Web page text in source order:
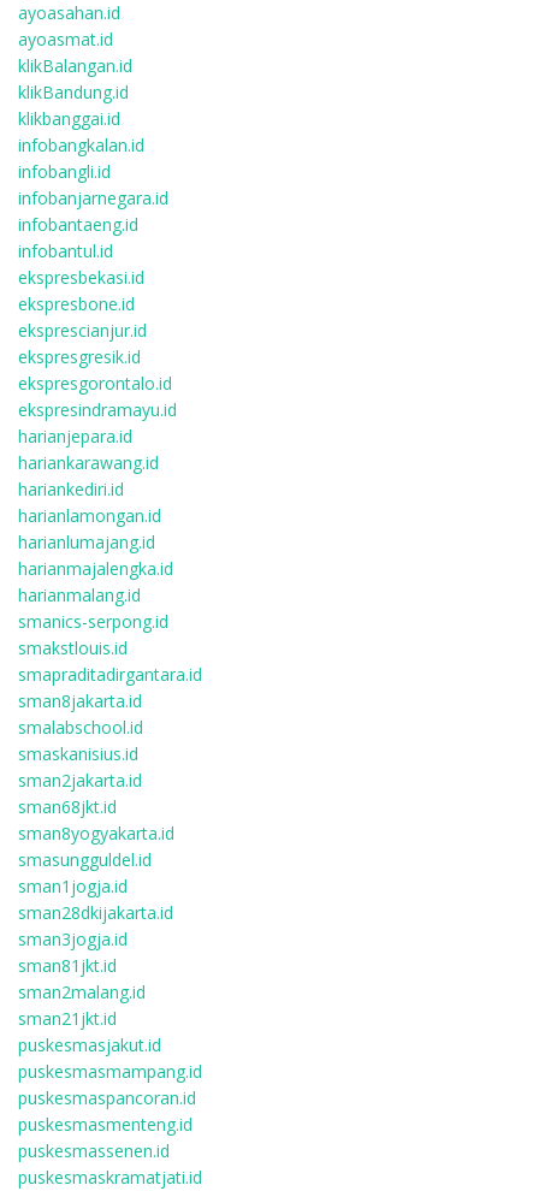
ayoasahan.id
ayoasmat.id
klikBalangan.id
klikBandung.id
klikbanggai.id
infobangkalan.id
infobangli.id
infobanjarnegara.id
infobantaeng.id
infobantul.id
ekspresbekasi.id
ekspresbone.id
eksprescianjur.id
ekspresgresik.id
ekspresgorontalo.id
ekspresindramayu.id
harianjepara.id
hariankarawang.id
hariankediri.id
harianlamongan.id
harianlumajang.id
harianmajalengka.id
harianmalang.id
smanics-serpong.id
smakstlouis.id
smapraditadirgantara.id
sman8jakarta.id
smalabschool.id
smaskanisius.id
sman2jakarta.id
sman68jkt.id
sman8yogyakarta.id
smasungguldel.id
sman1jogja.id
sman28dkijakarta.id
sman3jogja.id
sman81jkt.id
sman2malang.id
sman21jkt.id
puskesmasjakut.id
puskesmasmampang.id
puskesmaspancoran.id
puskesmasmenteng.id
puskesmassenen.id
puskesmaskramatjati.id